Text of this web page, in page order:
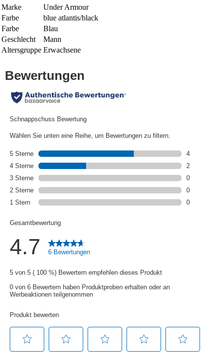
Marke
Under Armour
Farbe
blue atlantis/black
Farbe
Blau
Geschlecht
Mann
Altersgruppe Erwachsene